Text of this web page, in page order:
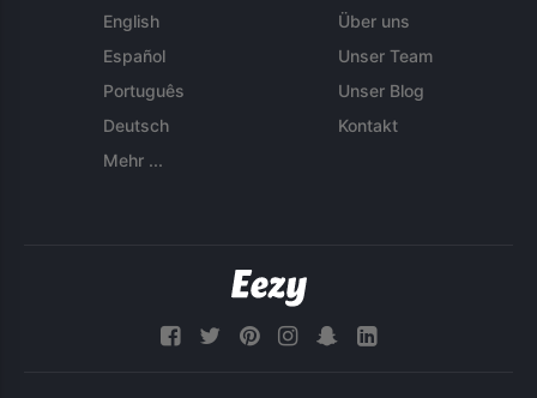
English
Español
Português
Deutsch
Mehr ...
Über uns
Unser Team
Unser Blog
Kontakt